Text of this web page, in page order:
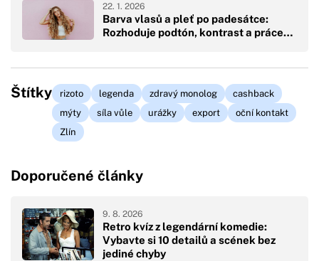
Barva vlasů a pleť po padesátce:
Rozhoduje podtón, kontrast a práce…
22. 1. 2026
Štítky rizoto legenda zdravý monolog
cashback
mýty
síla vůle urážky export
oční kontakt
Zlín
Doporučené články
Retro kvíz z legendární komedie:
Vybavte si 10 detailů a scének bez
jediné chyby
9. 8. 2026